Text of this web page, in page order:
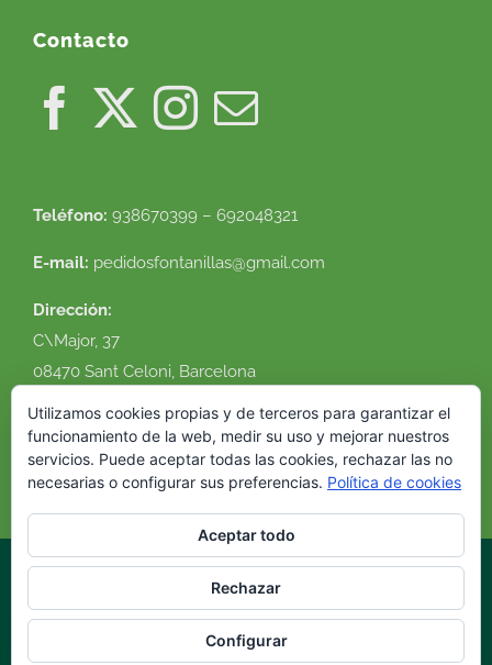
Contacto
Teléfono: 938670399 – 692048321
E-mail: pedidosfontanillas@gmail.com
Dirección:
C\Major, 37
08470 Sant Celoni, Barcelona
Ver en google maps
© 2016 Flor Natural. Todos los derechos reservados. |
cookies|Condiciones de uso|Envíos y devoluciones|Diseño
webVirtualDomus
Utilizamos cookies propias y de terceros para garantizar el
funcionamiento de la web, medir su uso y mejorar nuestros
servicios. Puede aceptar todas las cookies, rechazar las no
necesarias o configurar sus preferencias. Política de cookies
Aceptar todo
Rechazar
Configurar